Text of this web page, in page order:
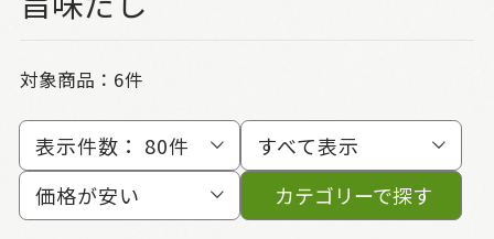
対象商品： 6件
表示件数： 80件
すべて表示
価格が安い
カテゴリーで探す